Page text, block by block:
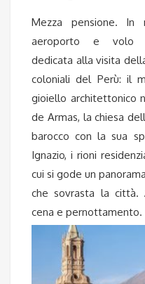
Mezza pensione. In
aeroporto e volo
dedicata alla visita
coloniali del Perù: il
gioiello architettonico
de Armas, la chiesa
barocco con la sua
Ignazio, i rioni
cui si gode un
che sovrasta la città.
cena e pernottamento.